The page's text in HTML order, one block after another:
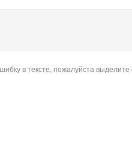
в тексте, пожалуйста